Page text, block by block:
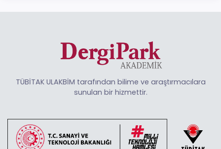
TÜBİTAK ULAKBİM tarafından bilime ve araştırmacılara
sunulan bir hizmettir.